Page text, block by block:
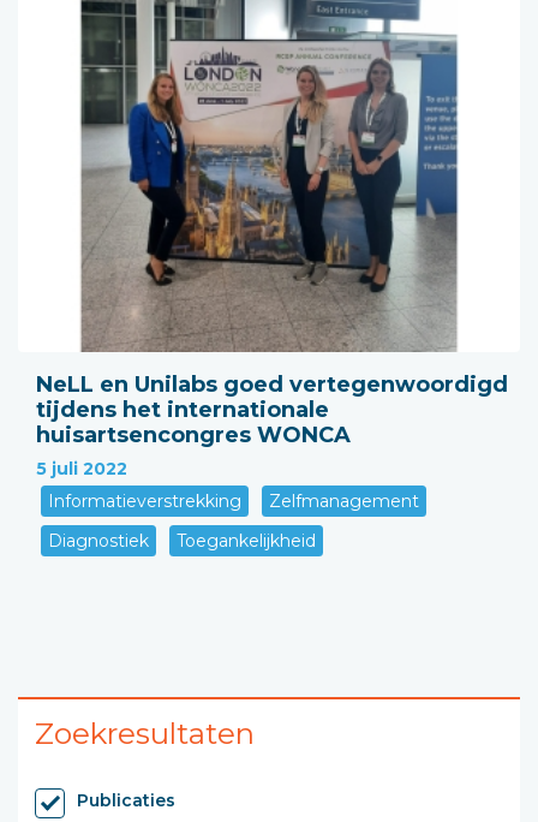
NeLL en Unilabs goed vertegenwoordigd
tijdens het internationale
huisartsencongres WONCA
5 juli 2022
Informatieverstrekking
Zelfmanagement
Diagnostiek
Toegankelijkheid
Zoekresultaten
Publicaties